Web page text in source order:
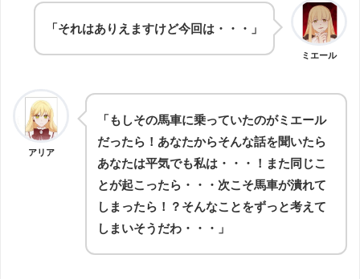
ミエール
「それはありえますけど今回は・・・」
アリア
「もしその馬車に乗っていたのがミエール
だったら！あなたからそんな話を聞いたら
あなたは平気でも私は・・・！また同じこ
とが起こったら・・・次こそ馬車が潰れて
しまったら！？そんなことをずっと考えて
しまいそうだわ・・・」